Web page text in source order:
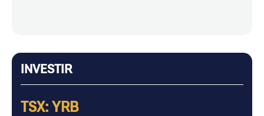
INVESTIR
TSX: YRB